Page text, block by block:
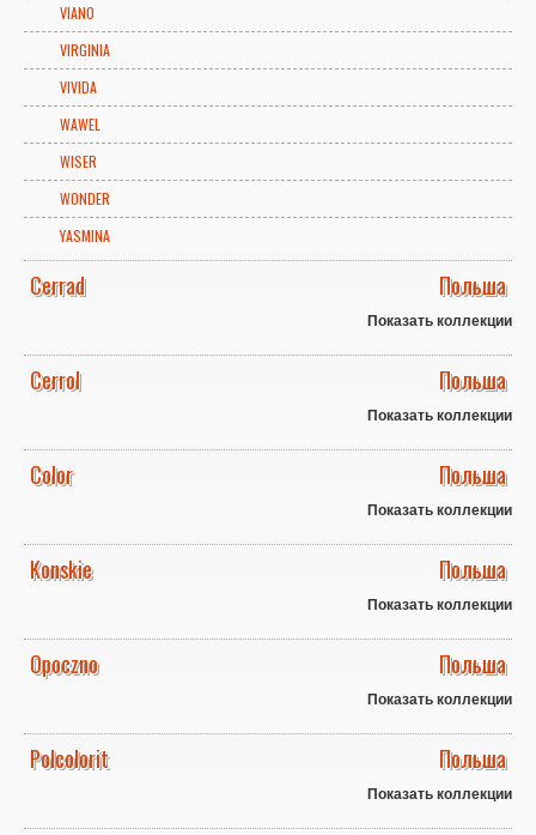
VIANO
VIRGINIA
VIVIDA
WAWEL
WISER
WONDER
YASMINA
Cerrad Польша
Показать коллекции
Cerrol Польша
Показать коллекции
Color Польша
Показать коллекции
Konskie Польша
Показать коллекции
Opoczno Польша
Показать коллекции
Polcolorit Польша
Показать коллекции